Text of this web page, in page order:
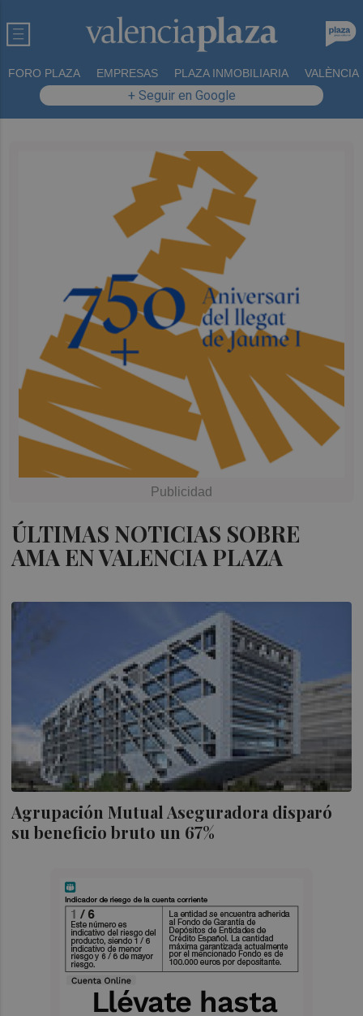
FORO PLAZA EMPRESAS PLAZA INMOBILIARIA VALÈNCIA
+ Seguir en Google
ÚLTIMAS NOTICIAS SOBRE
AMA EN VALENCIA PLAZA
Agrupación Mutual Aseguradora disparó
su beneficio bruto un 67%